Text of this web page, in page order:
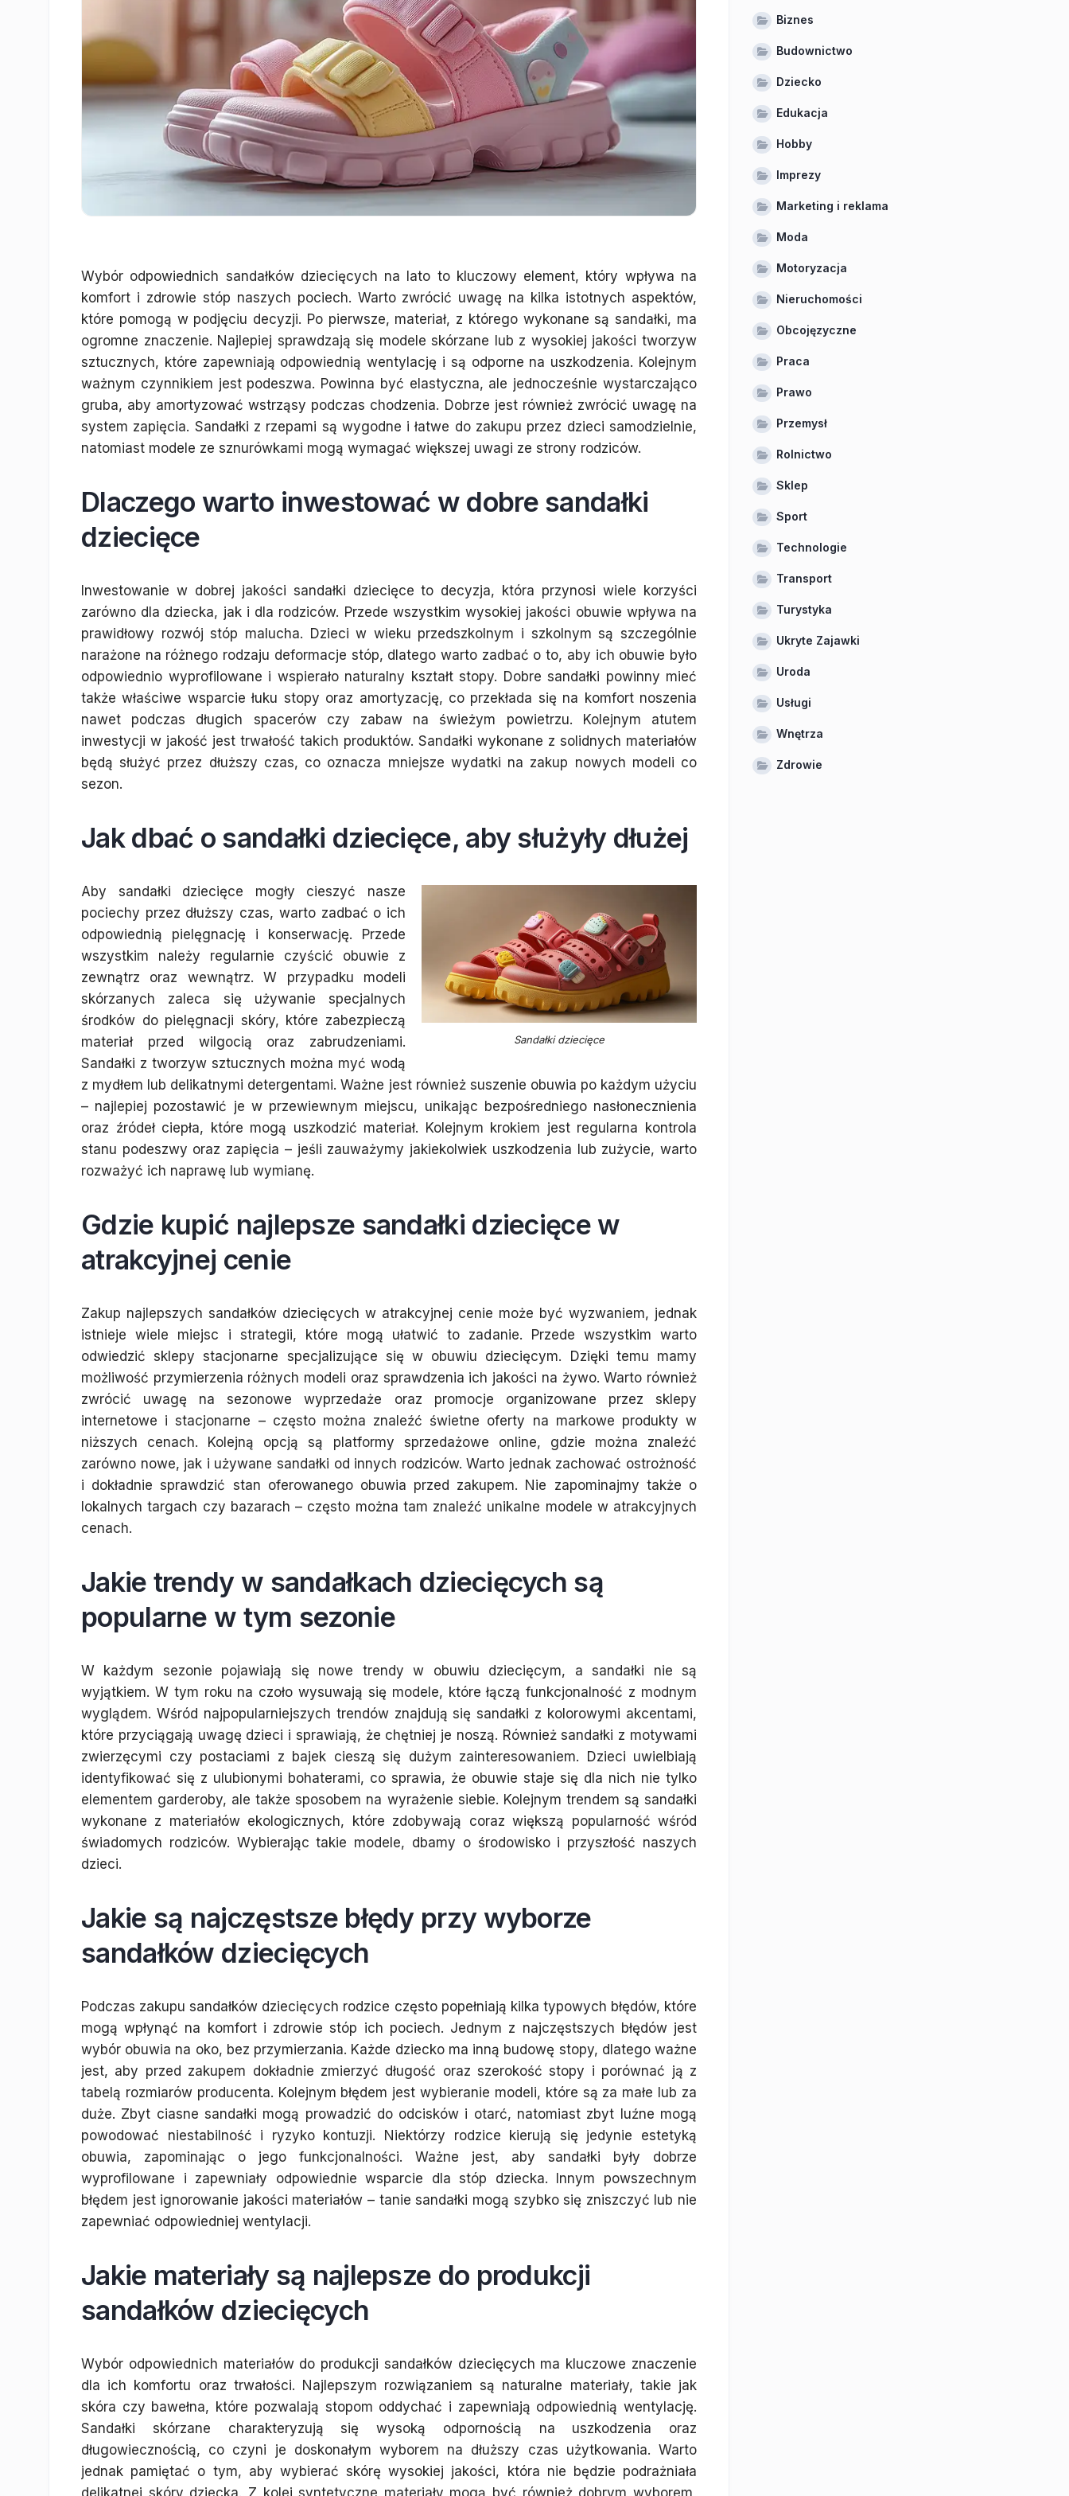
Wybór odpowiednich sandałków dziecięcych na lato to kluczowy element, który wpływa na
komfort i zdrowie stóp naszych pociech. Warto zwrócić uwagę na kilka istotnych aspektów,
które pomogą w podjęciu decyzji. Po pierwsze, materiał, z którego wykonane są sandałki, ma
ogromne znaczenie. Najlepiej sprawdzają się modele skórzane lub z wysokiej jakości tworzyw
sztucznych, które zapewniają odpowiednią wentylację i są odporne na uszkodzenia. Kolejnym
ważnym czynnikiem jest podeszwa. Powinna być elastyczna, ale jednocześnie wystarczająco
gruba, aby amortyzować wstrząsy podczas chodzenia. Dobrze jest również zwrócić uwagę na
system zapięcia. Sandałki z rzepami są wygodne i łatwe do zakupu przez dzieci samodzielnie,
natomiast modele ze sznurówkami mogą wymagać większej uwagi ze strony rodziców.
Dlaczego warto inwestować w dobre sandałki
dziecięce
Inwestowanie w dobrej jakości sandałki dziecięce to decyzja, która przynosi wiele korzyści
zarówno dla dziecka, jak i dla rodziców. Przede wszystkim wysokiej jakości obuwie wpływa na
prawidłowy rozwój stóp malucha. Dzieci w wieku przedszkolnym i szkolnym są szczególnie
narażone na różnego rodzaju deformacje stóp, dlatego warto zadbać o to, aby ich obuwie było
odpowiednio wyprofilowane i wspierało naturalny kształt stopy. Dobre sandałki powinny mieć
także właściwe wsparcie łuku stopy oraz amortyzację, co przekłada się na komfort noszenia
nawet podczas długich spacerów czy zabaw na świeżym powietrzu. Kolejnym atutem
inwestycji w jakość jest trwałość takich produktów. Sandałki wykonane z solidnych materiałów
będą służyć przez dłuższy czas, co oznacza mniejsze wydatki na zakup nowych modeli co
sezon.
Jak dbać o sandałki dziecięce, aby służyły dłużej
Sandałki dziecięce
Aby sandałki dziecięce mogły cieszyć nasze
pociechy przez dłuższy czas, warto zadbać o ich
odpowiednią pielęgnację i konserwację. Przede
wszystkim należy regularnie czyścić obuwie z
zewnątrz oraz wewnątrz. W przypadku modeli
skórzanych zaleca się używanie specjalnych
środków do pielęgnacji skóry, które zabezpieczą
materiał przed wilgocią oraz zabrudzeniami.
Sandałki z tworzyw sztucznych można myć wodą
z mydłem lub delikatnymi detergentami. Ważne jest również suszenie obuwia po każdym użyciu
– najlepiej pozostawić je w przewiewnym miejscu, unikając bezpośredniego nasłonecznienia
oraz źródeł ciepła, które mogą uszkodzić materiał. Kolejnym krokiem jest regularna kontrola
stanu podeszwy oraz zapięcia – jeśli zauważymy jakiekolwiek uszkodzenia lub zużycie, warto
rozważyć ich naprawę lub wymianę.
Gdzie kupić najlepsze sandałki dziecięce w
atrakcyjnej cenie
Zakup najlepszych sandałków dziecięcych w atrakcyjnej cenie może być wyzwaniem, jednak
istnieje wiele miejsc i strategii, które mogą ułatwić to zadanie. Przede wszystkim warto
odwiedzić sklepy stacjonarne specjalizujące się w obuwiu dziecięcym. Dzięki temu mamy
możliwość przymierzenia różnych modeli oraz sprawdzenia ich jakości na żywo. Warto również
zwrócić uwagę na sezonowe wyprzedaże oraz promocje organizowane przez sklepy
internetowe i stacjonarne – często można znaleźć świetne oferty na markowe produkty w
niższych cenach. Kolejną opcją są platformy sprzedażowe online, gdzie można znaleźć
zarówno nowe, jak i używane sandałki od innych rodziców. Warto jednak zachować ostrożność
i dokładnie sprawdzić stan oferowanego obuwia przed zakupem. Nie zapominajmy także o
lokalnych targach czy bazarach – często można tam znaleźć unikalne modele w atrakcyjnych
cenach.
Jakie trendy w sandałkach dziecięcych są
popularne w tym sezonie
W każdym sezonie pojawiają się nowe trendy w obuwiu dziecięcym, a sandałki nie są
wyjątkiem. W tym roku na czoło wysuwają się modele, które łączą funkcjonalność z modnym
wyglądem. Wśród najpopularniejszych trendów znajdują się sandałki z kolorowymi akcentami,
które przyciągają uwagę dzieci i sprawiają, że chętniej je noszą. Również sandałki z motywami
zwierzęcymi czy postaciami z bajek cieszą się dużym zainteresowaniem. Dzieci uwielbiają
identyfikować się z ulubionymi bohaterami, co sprawia, że obuwie staje się dla nich nie tylko
elementem garderoby, ale także sposobem na wyrażenie siebie. Kolejnym trendem są sandałki
wykonane z materiałów ekologicznych, które zdobywają coraz większą popularność wśród
świadomych rodziców. Wybierając takie modele, dbamy o środowisko i przyszłość naszych
dzieci.
Jakie są najczęstsze błędy przy wyborze
sandałków dziecięcych
Podczas zakupu sandałków dziecięcych rodzice często popełniają kilka typowych błędów, które
mogą wpłynąć na komfort i zdrowie stóp ich pociech. Jednym z najczęstszych błędów jest
wybór obuwia na oko, bez przymierzania. Każde dziecko ma inną budowę stopy, dlatego ważne
jest, aby przed zakupem dokładnie zmierzyć długość oraz szerokość stopy i porównać ją z
tabelą rozmiarów producenta. Kolejnym błędem jest wybieranie modeli, które są za małe lub za
duże. Zbyt ciasne sandałki mogą prowadzić do odcisków i otarć, natomiast zbyt luźne mogą
powodować niestabilność i ryzyko kontuzji. Niektórzy rodzice kierują się jedynie estetyką
obuwia, zapominając o jego funkcjonalności. Ważne jest, aby sandałki były dobrze
wyprofilowane i zapewniały odpowiednie wsparcie dla stóp dziecka. Innym powszechnym
błędem jest ignorowanie jakości materiałów – tanie sandałki mogą szybko się zniszczyć lub nie
zapewniać odpowiedniej wentylacji.
Jakie materiały są najlepsze do produkcji
sandałków dziecięcych
Wybór odpowiednich materiałów do produkcji sandałków dziecięcych ma kluczowe znaczenie
dla ich komfortu oraz trwałości. Najlepszym rozwiązaniem są naturalne materiały, takie jak
skóra czy bawełna, które pozwalają stopom oddychać i zapewniają odpowiednią wentylację.
Sandałki skórzane charakteryzują się wysoką odpornością na uszkodzenia oraz
długowiecznością, co czyni je doskonałym wyborem na dłuższy czas użytkowania. Warto
jednak pamiętać o tym, aby wybierać skórę wysokiej jakości, która nie będzie podrażniała
delikatnej skóry dziecka. Z kolei syntetyczne materiały mogą być również dobrym wyborem,
Biznes
Budownictwo
Dziecko
Edukacja
Hobby
Imprezy
Marketing i reklama
Moda
Motoryzacja
Nieruchomości
Obcojęzyczne
Praca
Prawo
Przemysł
Rolnictwo
Sklep
Sport
Technologie
Transport
Turystyka
Ukryte Zajawki
Uroda
Usługi
Wnętrza
Zdrowie